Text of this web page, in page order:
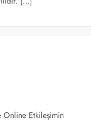
Online Etkileşimin